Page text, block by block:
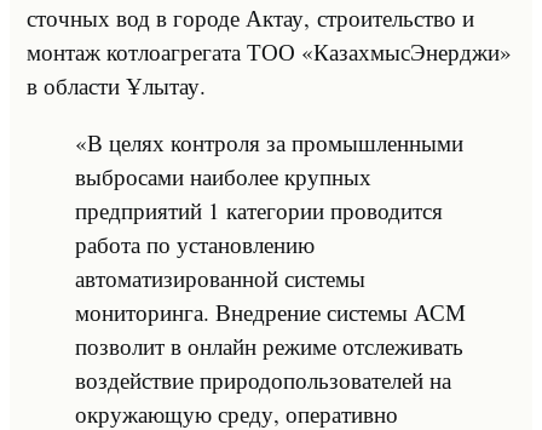
сточных вод в городе Актау, строительство и
монтаж котлоагрегата ТОО «КазахмысЭнерджи»
в области Ұлытау.
«В целях контроля за промышленными
выбросами наиболее крупных
предприятий 1 категории проводится
работа по установлению
автоматизированной системы
мониторинга. Внедрение системы АСМ
позволит в онлайн режиме отслеживать
воздействие природопользователей на
окружающую среду, оперативно